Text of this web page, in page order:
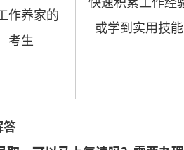
作养家的
考生
或学到实用技能
答